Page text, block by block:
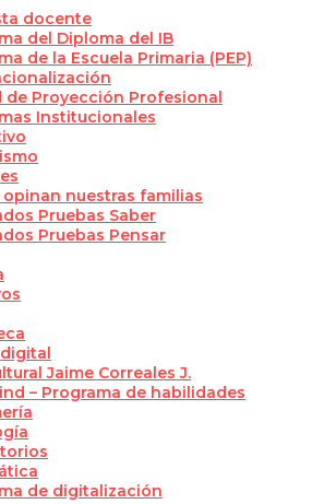
docente
del Diploma del IB
de la Escuela Primaria (PEP)
de Proyección Profesional
Institucionales
opinan nuestras familias
Pruebas Saber
Pruebas Pensar
Jaime Correales J.
– Programa de habilidades
de digitalización